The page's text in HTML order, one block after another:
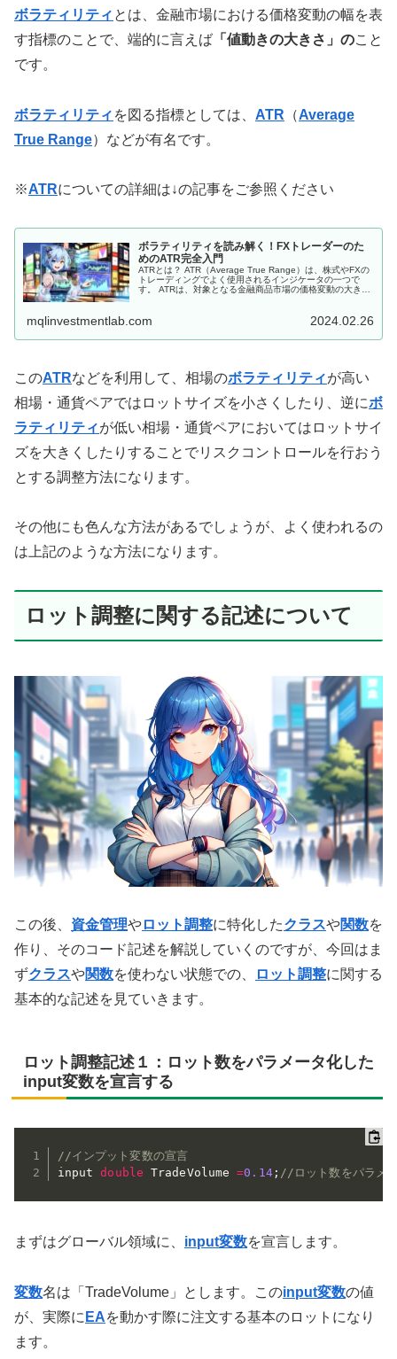
ボラティリティ とは、金融市場における価格変動の幅を表
す指標のことで、端的に言えば 「値動きの大きさ」のこと
です。
ボラティリティ を図る指標としては、 ATR （Average
True Range）などが有名です。
※ATRについての詳細は↓の記事をご参照ください
ボラティリティを読み解く！FXトレーダーのた
めのATR完全入門
ATRとは？ ATR（Average True Range）は、株式やFXの
トレーディングでよく使用されるインジケータの一つで
す。 ATRは、対象となる金融商品市場の価格変動の大きさ
mqlinvestmentlab.com 2024.02.26
このATRなどを利用して、相場のボラティリティが高い
相場・通貨ペアではロットサイズを小さくしたり、逆にボ
ラティリティが低い相場・通貨ペアにおいてはロットサイ
ズを大きくしたりすることでリスクコントロールを行おう
とする調整方法になります。
その他にも色んな方法があるでしょうが、よく使われるの
は上記のような方法になります。
ロット調整に関する記述について
この後、 資金管理やロット調整に特化したクラスや関数を
作り、そのコード記述を解説していくのですが、今回はま
ずクラスや関数を使わない状態での、 ロット調整に関する
基本的な記述を見ていきます。
ロット調整記述１：ロット数をパラメータ化した
input変数を宣言する
//インプット変数の宣言
input double TradeVolume =0.14; //ロット数をパラメ
まずはグローバル領域に、 input変数を宣言します。
変数名は「TradeVolume」とします。このinput変数の値
が、実際に EAを動かす際に注文する基本のロットになり
ます。